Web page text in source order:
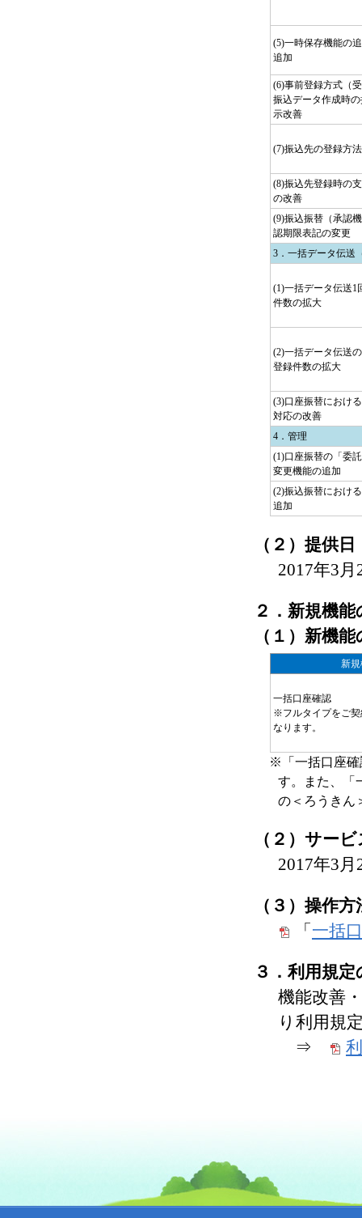
(5)一時保存機能の
追加
(6)事前登録方式（
振込データ作成時
示改善
(7)振込先の登録方
(8)振込先登録時の
の改善
(9)振込振替（承認
認期限表記の変更
3．一括データ伝送
(1)一括データ伝送1
件数の拡大
(2)一括データ伝送
登録件数の拡大
(3)口座振替におけ
対応の改善
4．管理
(1)口座振替の「委
変更機能の追加
(2)振込振替におけ
追加
（２）提供日
2017年3
２．新規機能
（１）新機
新
一括口座確認
※フルタイプをご
なります。
※「一括口座確
す。また、「
の＜ろうきん
（２）サー
2017年3
（３）操作方
「 一括
３．利用規定
機能改善
り利用規
⇒